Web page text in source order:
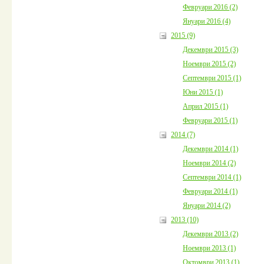
Февруари 2016 (2)
Януари 2016 (4)
2015 (9)
Декември 2015 (3)
Ноември 2015 (2)
Септември 2015 (1)
Юни 2015 (1)
Април 2015 (1)
Февруари 2015 (1)
2014 (7)
Декември 2014 (1)
Ноември 2014 (2)
Септември 2014 (1)
Февруари 2014 (1)
Януари 2014 (2)
2013 (10)
Декември 2013 (2)
Ноември 2013 (1)
Октомври 2013 (1)